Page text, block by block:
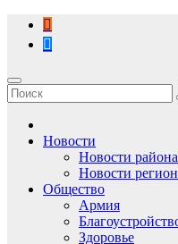
Перейти
содержимому
Новости
Новости района
Новости
Общество
Армия
Здоровье